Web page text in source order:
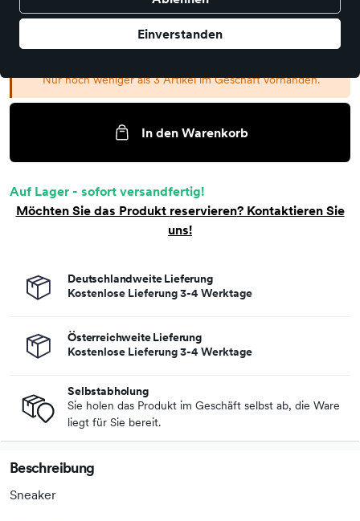
Einverstanden
Nur noch weniger als 3 Artikel im Geschäft vorhanden.
In den Warenkorb
Auf Lager - sofort versandfertig!
Möchten Sie das Produkt reservieren? Kontaktieren Sie
uns!
Deutschlandweite Lieferung
Kostenlose Lieferung 3-4 Werktage
Österreichweite Lieferung
Kostenlose Lieferung 3-4 Werktage
Selbstabholung
Sie holen das Produkt im Geschäft selbst ab, die Ware
liegt für Sie bereit.
Beschreibung
Sneaker